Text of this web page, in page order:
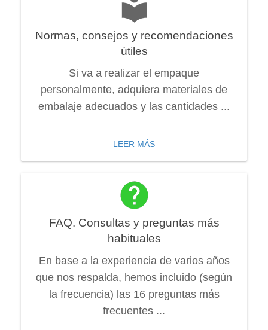
Normas, consejos y recomendaciones
útiles
Si va a realizar el empaque
personalmente, adquiera materiales de
embalaje adecuados y las cantidades ...
LEER MÁS
FAQ. Consultas y preguntas más
habituales
En base a la experiencia de varios años
que nos respalda, hemos incluido (según
la frecuencia) las 16 preguntas más
frecuentes ...